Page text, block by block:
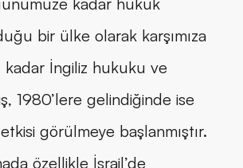
bir ülke olarak karşımıza
kadar İngiliz hukuku ve
1980’lere gelindiğinde ise
görülmeye başlanmıştır.
özellikle İsrail’de